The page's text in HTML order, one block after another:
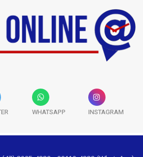
WHATSAPP INSTAGRAM